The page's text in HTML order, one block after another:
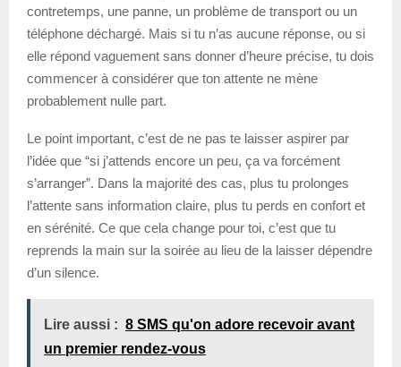
contretemps, une panne, un problème de transport ou un
téléphone déchargé. Mais si tu n’as aucune réponse, ou si
elle répond vaguement sans donner d’heure précise, tu dois
commencer à considérer que ton attente ne mène
probablement nulle part.
Le point important, c’est de ne pas te laisser aspirer par
l’idée que “si j’attends encore un peu, ça va forcément
s’arranger”. Dans la majorité des cas, plus tu prolonges
l’attente sans information claire, plus tu perds en confort et
en sérénité. Ce que cela change pour toi, c’est que tu
reprends la main sur la soirée au lieu de la laisser dépendre
d’un silence.
Lire aussi : 8 SMS qu'on adore recevoir avant
un premier rendez-vous